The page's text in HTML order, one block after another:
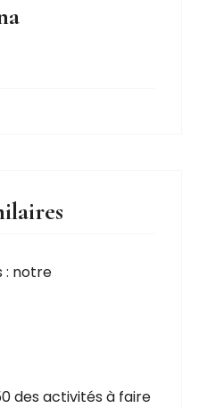
: notre
des activités à faire